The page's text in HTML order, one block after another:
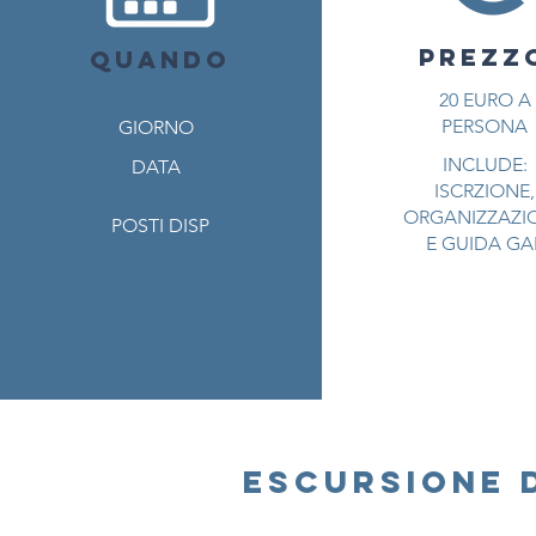
QUANDO
GIORNO
DATA
POSTI DISP
20 EURO A
PERSONA
INCLUDE:
ISCRZIONE,
E GUIDA
escursione